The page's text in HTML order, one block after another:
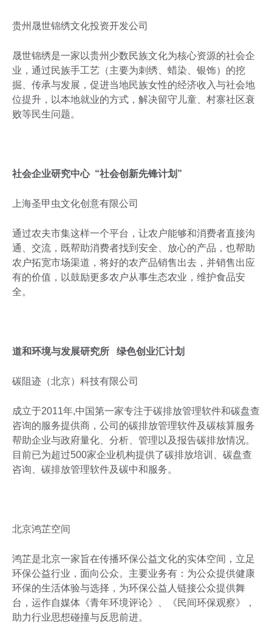
贵州晟世锦绣文化投资开发公司
晟世锦绣是一家以贵州少数民族文化为核心资源的社会企
业，通过民族手工艺（主要为刺绣、蜡染、银饰）的挖
掘、传承与发展，促进当地民族女性的经济收入与社会地
位提升，以本地就业的方式，解决留守儿童、村寨社区衰
败等民生问题。
社会企业研究中心 “社会创新先锋计划”
上海圣甲虫文化创意有限公司
通过农夫市集这样一个平台，让农户能够和消费者直接沟
通、交流，既帮助消费者找到安全、放心的产品，也帮助
农户拓宽市场渠道，将好的农产品销售出去，并销售出应
有的价值，以鼓励更多农户从事生态农业，维护食品安
全。
道和环境与发展研究所 绿色创业汇计划
碳阻迹（北京）科技有限公司
成立于2011年,中国第一家专注于碳排放管理软件和碳盘查
咨询的服务提供商，公司的碳排放管理软件及碳核算服务
帮助企业与政府量化、分析、管理以及报告碳排放情况。
目前已为超过500家企业机构提供了碳排放培训、碳盘查
咨询、碳排放管理软件及碳中和服务。
北京鸿芷空间
鸿芷是北京一家旨在传播环保公益文化的实体空间，立足
环保公益行业，面向公众。主要业务有：为公众提供健康
环保的生活体验与选择，为环保公益人链接公众提供舞
台，运作自媒体《青年环境评论》、《民间环保观察》，
助力行业思想碰撞与反思前进。